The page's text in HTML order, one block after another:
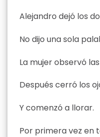
Alejandro dejó los
No dijo una sola
La mujer observó
Después cerró los
Y comenzó a llorar.
Por primera vez en